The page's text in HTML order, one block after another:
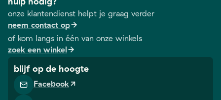
onze klantendienst helpt je graag verder
neem contact op
of kom langs in één van onze winkels
zoek een winkel
blijf op de hoogte
Facebook